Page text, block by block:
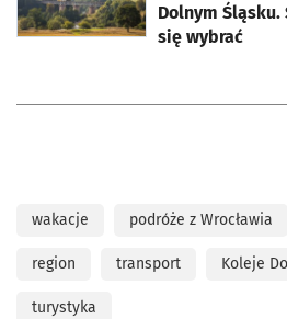
Dolnym
się wybrać
wakacje podróże z Wrocławia
region transport Koleje
turystyka